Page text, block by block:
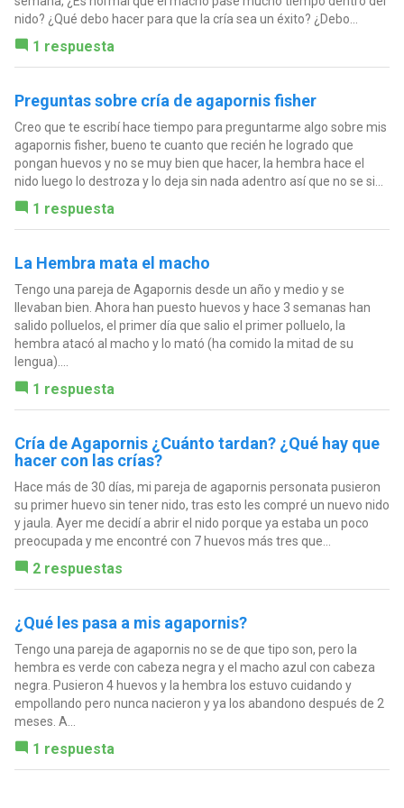
nido? ¿Qué debo hacer para que la cría sea un éxito? ¿Debo...
1 respuesta
Preguntas sobre cría de agapornis fisher
Creo que te escribí hace tiempo para preguntarme algo sobre mis
agapornis fisher, bueno te cuanto que recién he logrado que
pongan huevos y no se muy bien que hacer, la hembra hace el
nido luego lo destroza y lo deja sin nada adentro así que no se si...
1 respuesta
La Hembra mata el macho
Tengo una pareja de Agapornis desde un año y medio y se
llevaban bien. Ahora han puesto huevos y hace 3 semanas han
salido polluelos, el primer día que salio el primer polluelo, la
hembra atacó al macho y lo mató (ha comido la mitad de su
lengua)....
1 respuesta
Cría de Agapornis ¿Cuánto tardan? ¿Qué hay que
hacer con las crías?
Hace más de 30 días, mi pareja de agapornis personata pusieron
su primer huevo sin tener nido, tras esto les compré un nuevo nido
y jaula. Ayer me decidí a abrir el nido porque ya estaba un poco
preocupada y me encontré con 7 huevos más tres que...
2 respuestas
¿Qué les pasa a mis agapornis?
Tengo una pareja de agapornis no se de que tipo son, pero la
hembra es verde con cabeza negra y el macho azul con cabeza
negra. Pusieron 4 huevos y la hembra los estuvo cuidando y
empollando pero nunca nacieron y ya los abandono después de 2
meses. A...
1 respuesta